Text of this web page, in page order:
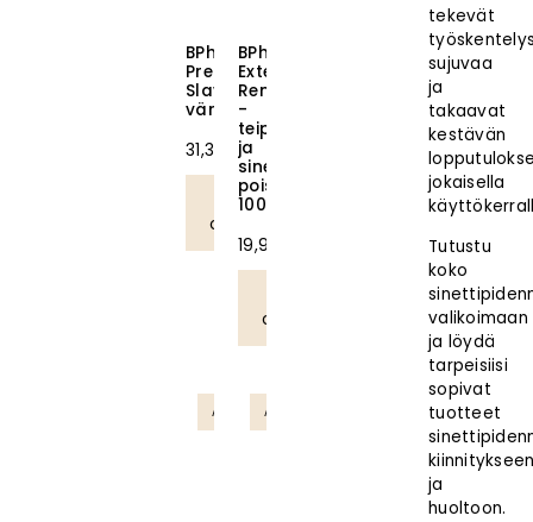
BPhair
Premium
Slavic
värikartta
31,38
€
Lisää
ostoskoriin
BPhair
Extension
Remover
-
teipin
ja
sinettien
poistoaine
100ml
19,90
ostoskoriin
AMMATTILAISTUOTE
AMMATTILAISTUOTE
tekevät
sujuvaa
ja
takaavat
kestävän
jokaisella
Tutustu
koko
valikoimaan
ja löydä
tarpeisiisi
sopivat
tuotteet
ja
huoltoon.